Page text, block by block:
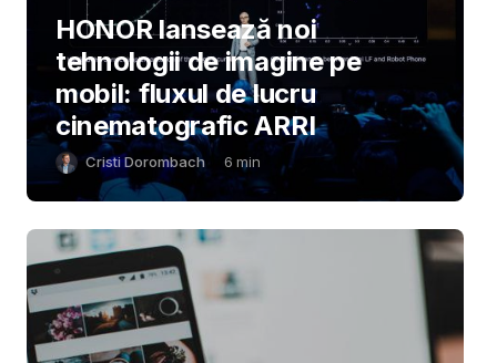
HONOR lansează noi
tehnologii de imagine pe
mobil: fluxul de lucru
cinematografic ARRI
Cristi Dorombach 6 min